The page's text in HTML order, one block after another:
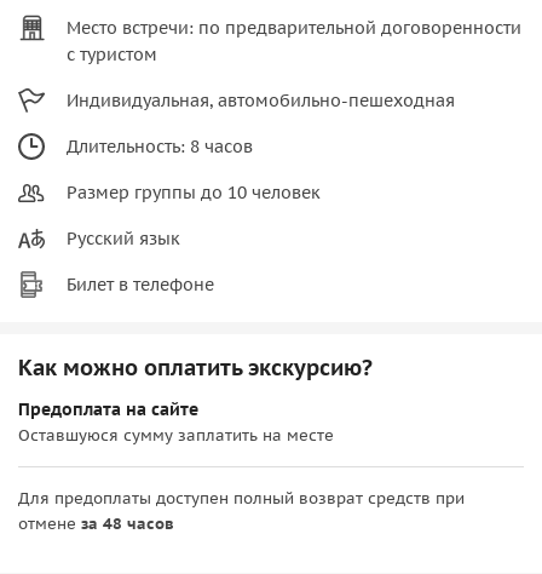
Место встречи: по предварительной договоренности
с туристом
Индивидуальная, автомобильно-пешеходная
Длительность: 8 часов
Размер группы до 10 человек
Русский язык
Билет в телефоне
Как можно оплатить экскурсию?
Предоплата на сайте
Оставшуюся сумму заплатить на месте
Для предоплаты доступен полный возврат средств при
отмене за 48 часов